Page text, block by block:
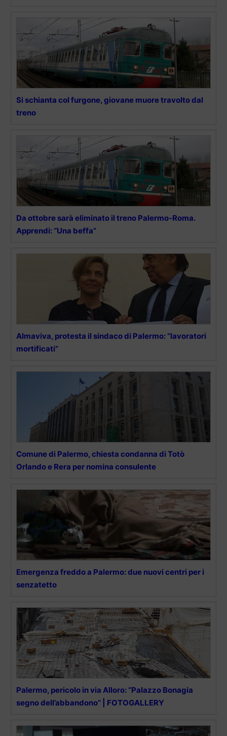
Si schianta col furgone, giovane muore travolto dal
treno
Da ottobre sarà eliminato il treno Palermo-Roma.
Apprendi: “Una beffa”
Almaviva, protesta il sindaco di Palermo: “lavoratori
mortificati”
Comune di Palermo, chiesta condanna di Totò
Orlando e Rera per nomina consulente
Emergenza freddo a Palermo: due nuovi centri per i
senzatetto
Palermo, pericolo in via Alloro: “Palazzo Bonagia
segno dell’abbandono” | FOTOGALLERY